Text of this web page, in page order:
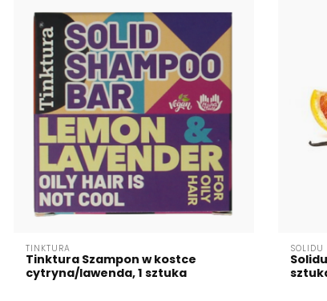
TINKTURA
Tinktura Szampon w kostce
cytryna/lawenda, 1 sztuka
SOLIDU